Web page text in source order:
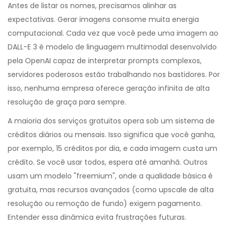
Antes de listar os nomes, precisamos alinhar as
expectativas. Gerar imagens consome muita energia
computacional. Cada vez que você pede uma imagem ao
DALL-E 3 é modelo de linguagem multimodal desenvolvido
pela OpenAI capaz de interpretar prompts complexos,
servidores poderosos estão trabalhando nos bastidores. Por
isso, nenhuma empresa oferece geração infinita de alta
resolução de graça para sempre.
A maioria dos serviços gratuitos opera sob um sistema de
créditos diários ou mensais. Isso significa que você ganha,
por exemplo, 15 créditos por dia, e cada imagem custa um
crédito. Se você usar todos, espera até amanhã. Outros
usam um modelo "freemium", onde a qualidade básica é
gratuita, mas recursos avançados (como upscale de alta
resolução ou remoção de fundo) exigem pagamento.
Entender essa dinâmica evita frustrações futuras.